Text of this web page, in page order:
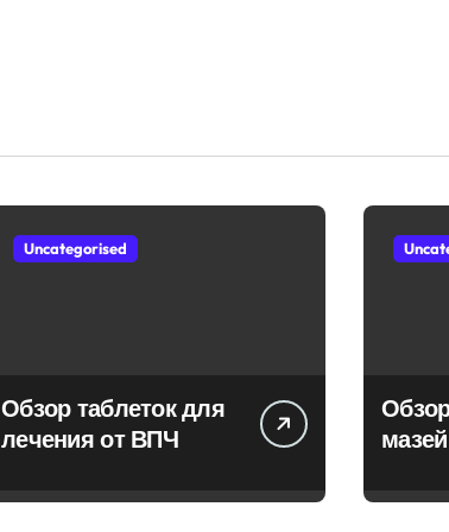
Uncategorised
Обзор таблеток для
лечения от ВПЧ